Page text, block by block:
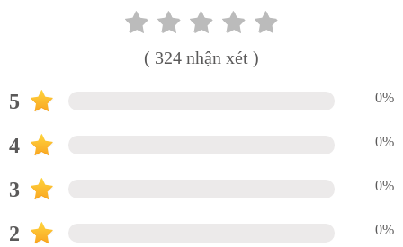
( 324 nhận xét )
5 0%
4 0%
3 0%
2 0%